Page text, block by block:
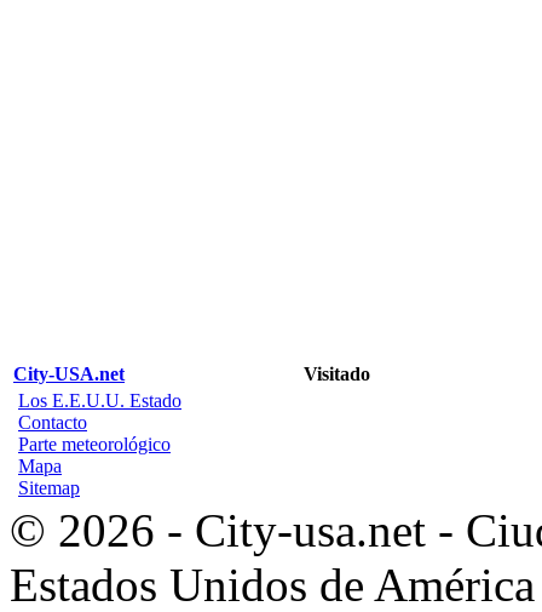
City-USA.net
Visitado
Los E.E.U.U. Estado
Contacto
Parte meteorológico
Mapa
Sitemap
© 2026 - City-usa.net -
Estados Unidos de América